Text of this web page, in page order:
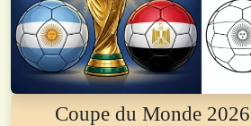
Coupe du Monde